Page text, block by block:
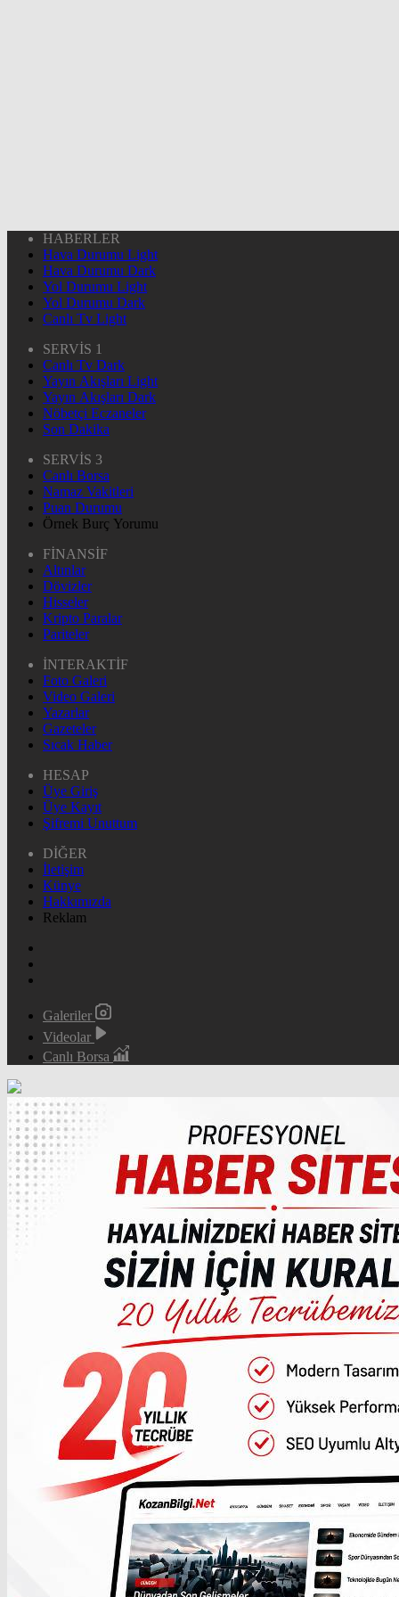
HABERLER
Hava Durumu Light
Hava Durumu Dark
Yol Durumu Light
Yol Durumu Dark
Canlı Tv Light
SERVİS 1
Canlı Tv Dark
Yayın Akışları Light
Yayın Akışları Dark
Nöbetçi Eczaneler
Son Dakika
SERVİS 3
Canlı Borsa
Namaz Vakitleri
Puan Durumu
Örnek Burç Yorumu
FİNANSİF
Altınlar
Dövizler
Hisseler
Kripto Paralar
Pariteler
İNTERAKTİF
Foto Galeri
Video Galeri
Yazarlar
Gazeteler
Sıcak Haber
HESAP
Üye Giriş
Üye Kayıt
Şifremi Unuttum
DİĞER
İletişim
Künye
Hakkımızda
Reklam
Galeriler
Videolar
Canlı Borsa